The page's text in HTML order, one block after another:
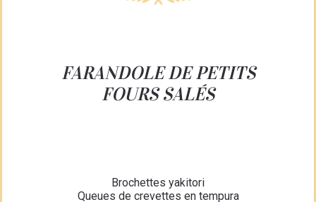
FARANDOLE DE PETITS
FOURS SALÉS
Brochettes yakitori
Queues de crevettes en tempura